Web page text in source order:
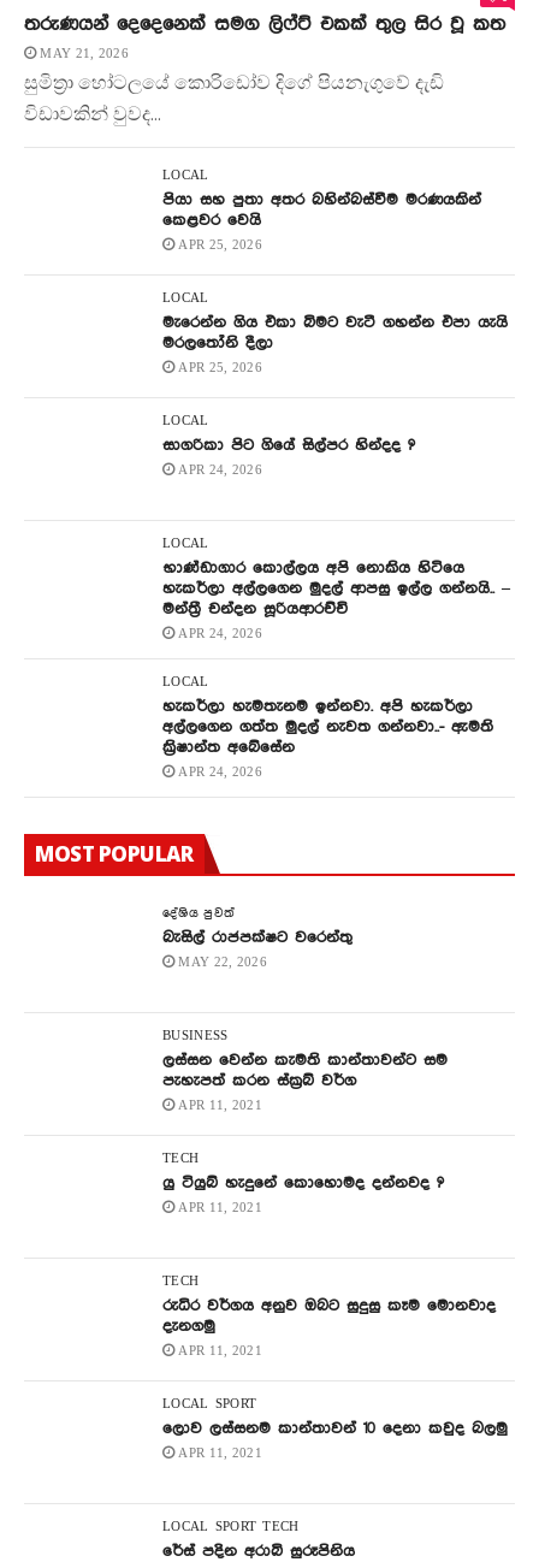
තරුණයන් දෙදෙනෙක් සමග ලිෆ්ට් එකක් තුල සිර වූ කත
MAY 21, 2026
සුමිත්‍රා හෝටලයේ කොරිඩෝව දිගේ පියනැගුවේ දැඩි
විඩාවකින් වුවද...
LOCAL
පියා සහ පුතා අතර බහින්බස්වීම මරණයකින්
කෙළවර වෙයි
APR 25, 2026
LOCAL
මැරෙන්න ගිය එකා බිමට වැටී ගහන්න එපා යැයි
මරලතෝනි දීලා
APR 25, 2026
LOCAL
සාගරිකා පිට ගියේ සිල්පර හින්දද ?
APR 24, 2026
LOCAL
භාණ්ඩාගාර කොල්ලය අපි නොකිය හිටියෙ
හැකර්ලා අල්ලගෙන මුදල් ආපසු ඉල්ල ගන්නයි.. –
මන්ත්‍රී චන්දන සූරියආරච්චි
APR 24, 2026
LOCAL
හැකර්ලා හැමතැනම ඉන්නවා. අපි හැකර්ලා
අල්ලගෙන ගත්ත මුදල් නැවත ගන්නවා..- ඇමති
ක්‍රිෂාන්ත අබේසේන
APR 24, 2026
MOST POPULAR
දේශිය පුවත්
බැසිල් රාජපක්ෂට වරෙන්තු
MAY 22, 2026
BUSINESS
ලස්සන වෙන්න කැමති කාන්තාවන්ට සම
පැහැපත් කරන ස්ක්‍රබ් වර්ග
APR 11, 2021
TECH
යු ටියුබ් හැදුනේ කොහොමද දන්නවද ?
APR 11, 2021
TECH
රුධිර වර්ගය අනුව ඔබට සුදුසු කෑම මොනවාද
දැනගමු
APR 11, 2021
LOCAL SPORT
ලොව ලස්සනම කාන්තාවන් 10 දෙනා කවුද බලමු
APR 11, 2021
LOCAL SPORT TECH
රේස් පදින අරාබි සුරූපිනිය